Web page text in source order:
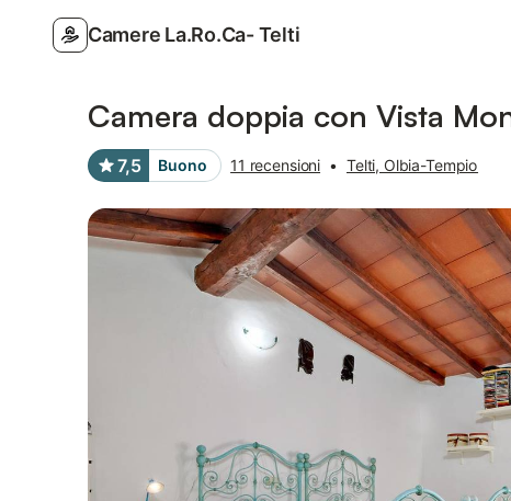
Camere La.Ro.Ca- Telti
Camera doppia con Vista
7,5 Buono 11 recensioni • Telti, Olbia-Tempio
Foto Servizi Recensioni